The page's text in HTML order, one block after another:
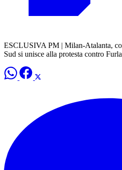
ESCLUSIVA PM | Milan-Atalanta,
Sud si unisce alla protesta contro